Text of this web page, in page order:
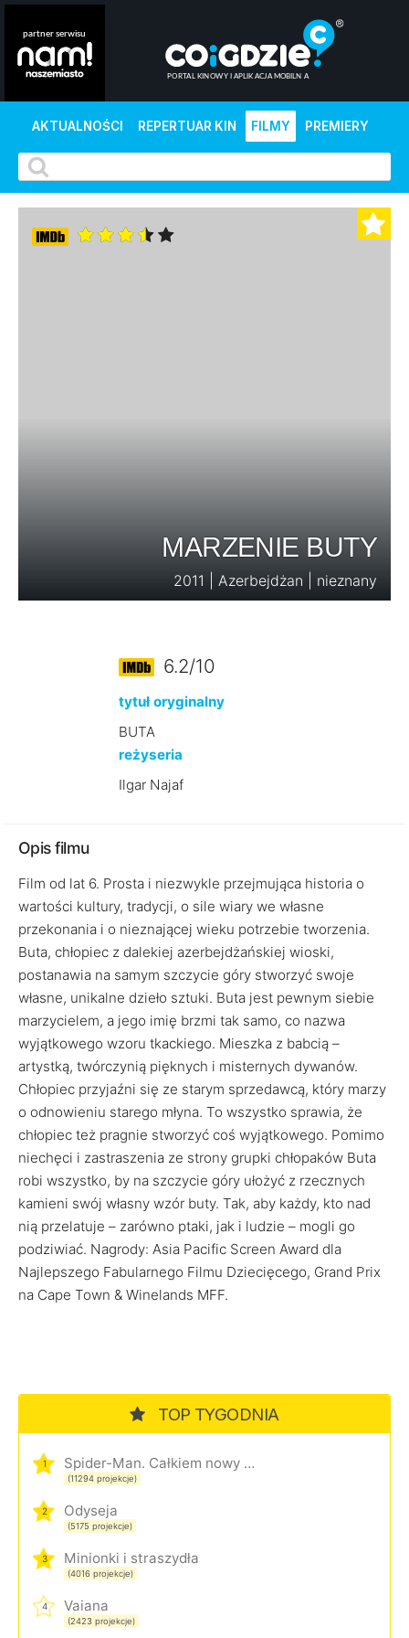
AKTUALNOŚCI REPERTUAR KIN FILMY PREMIERY
MARZENIE BUTY
2011 | Azerbejdżan | nieznany
6.2/10
tytuł oryginalny
BUTA
reżyseria
Ilgar Najaf
Opis filmu
Film od lat 6. Prosta i niezwykle przejmująca historia o
wartości kultury, tradycji, o sile wiary we własne
przekonania i o nieznającej wieku potrzebie tworzenia.
Buta, chłopiec z dalekiej azerbejdżańskiej wioski,
postanawia na samym szczycie góry stworzyć swoje
własne, unikalne dzieło sztuki. Buta jest pewnym siebie
marzycielem, a jego imię brzmi tak samo, co nazwa
wyjątkowego wzoru tkackiego. Mieszka z babcią –
artystką, twórczynią pięknych i misternych dywanów.
Chłopiec przyjaźni się ze starym sprzedawcą, który marzy
o odnowieniu starego młyna. To wszystko sprawia, że
chłopiec też pragnie stworzyć coś wyjątkowego. Pomimo
niechęci i zastraszenia ze strony grupki chłopaków Buta
robi wszystko, by na szczycie góry ułożyć z rzecznych
kamieni swój własny wzór buty. Tak, aby każdy, kto nad
nią przelatuje – zarówno ptaki, jak i ludzie – mogli go
podziwiać. Nagrody: Asia Pacific Screen Award dla
Najlepszego Fabularnego Filmu Dziecięcego, Grand Prix
na Cape Town & Winelands MFF.
TOP TYGODNIA
1 Spider-Man. Całkiem nowy dzień
(11294 projekcje)
2 Odyseja
(5175 projekcje)
3 Minionki i straszydła
(4016 projekcje)
4 Vaiana
(2423 projekcje)